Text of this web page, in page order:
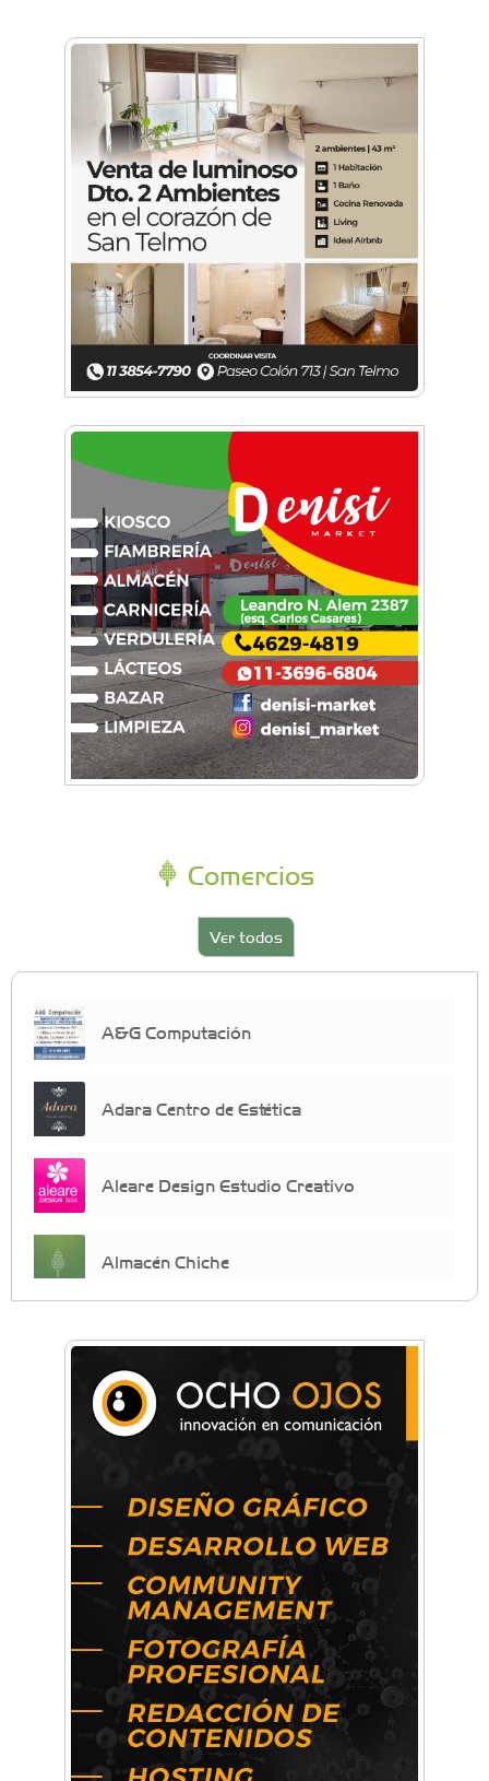
Comercios
Ver todos
A&G Computación
Adara Centro de Estética
Aleare Design Estudio Creativo
Almacén Chiche
crecimiento personal
Arq. Horacio Alejandro Sánchez
Artística ApasionArte
Artística Veral
BAIC Ramos Mejía